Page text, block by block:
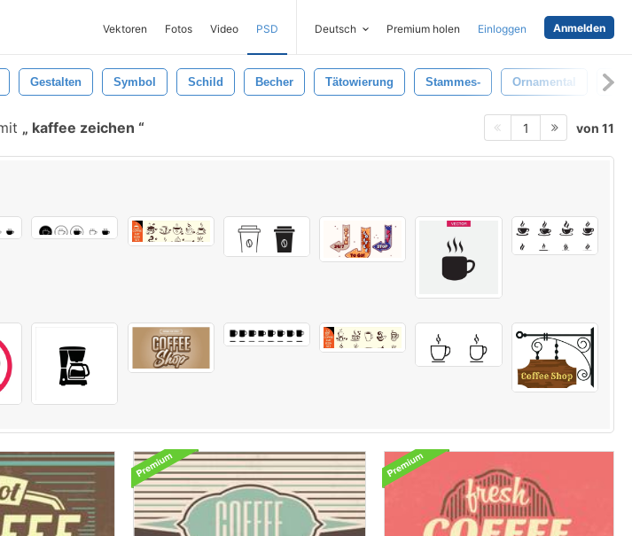
Vektoren Fotos Video PSD Deutsch Premium holen Einloggen Anmelden
Gestalten Symbol Schild Becher Tätowierung Stammes- Ornamental
kaffee zeichen 1 von 11